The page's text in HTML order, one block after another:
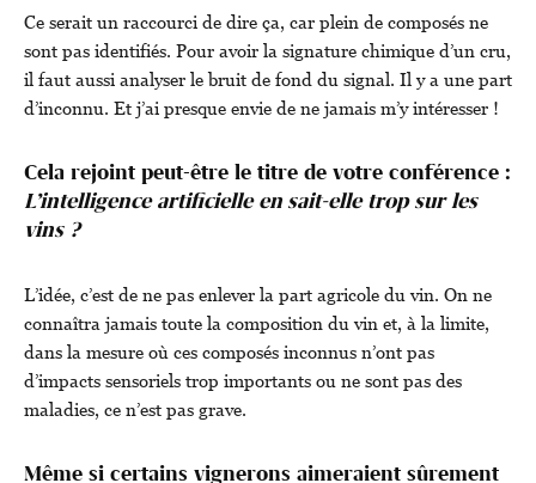
Ce serait un raccourci de dire ça, car plein de composés ne
sont pas identifiés. Pour avoir la signature chimique d’un cru,
il faut aussi analyser le bruit de fond du signal. Il y a une part
d’inconnu. Et j’ai presque envie de ne jamais m’y intéresser !
Cela rejoint peut-être le titre de votre conférence :
L’intelligence artificielle en sait-elle trop sur les
vins ?
L’idée, c’est de ne pas enlever la part agricole du vin. On ne
connaîtra jamais toute la composition du vin et, à la limite,
dans la mesure où ces composés inconnus n’ont pas
d’impacts sensoriels trop importants ou ne sont pas des
maladies, ce n’est pas grave.
Même si certains vignerons aimeraient sûrement